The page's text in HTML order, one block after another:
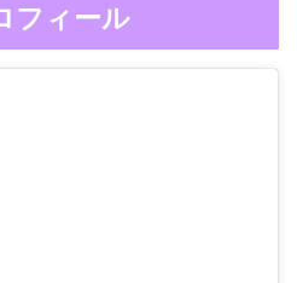
の馴れ初めは「SMAP×S
MAP」！憧れの人との共
フィール